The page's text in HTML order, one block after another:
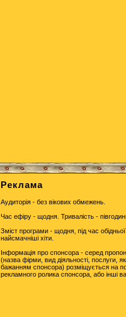
Реклама
Аудиторія - без вікових обмежень.
Час ефіру - щодня. Тривалість -
Зміст програми - щодня, під час
найсмачніші хіти.
Інформація про спонсора - серед
(назва фірми, вид діяльності, послуги,
бажанням спонсора) розміщується на
рекламного ролика спонсора, aбо інші